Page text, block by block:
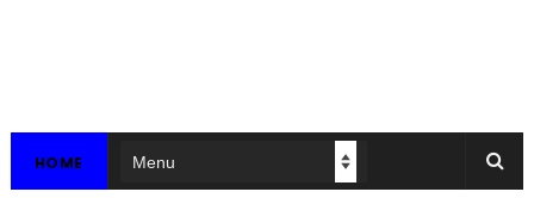
HOME